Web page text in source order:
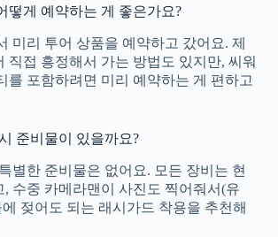
떻게 예약하는 게 좋은가요?
미리 투어 상품을 예약하고 갔어요. 제
직접 흥정해서 가는 방법도 있지만, 씨워
를 포함하려면 미리 예약하는 게 편하고
준비물이 있을까요?
별한 준비물은 없어요. 모든 장비는 현
, 수중 카메라맨이 사진도 찍어줘서(유
젖어도 되는 래시가드 착용을 추천해